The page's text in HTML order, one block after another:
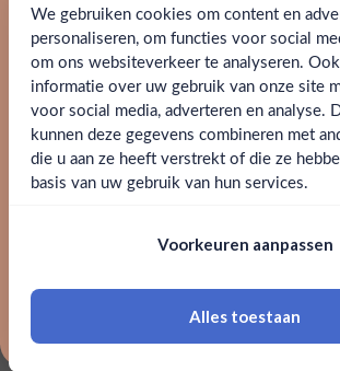
Ben jij 18 jaar of
Ja
18 jaar of ouder zijn
We gebruiken cookies om content en
personaliseren, om functies voor social
om ons websiteverkeer te analyseren.
informatie over uw gebruik van onze site
voor social media, adverteren en analyse.
kunnen deze gegevens combineren met
die u aan ze heeft verstrekt of die ze
basis van uw gebruik van hun services.
Voorkeuren aanpassen
Alles toestaan
Schrijf je in en ontvang direct 5%
bestelling.
Email
Claim mijn korting